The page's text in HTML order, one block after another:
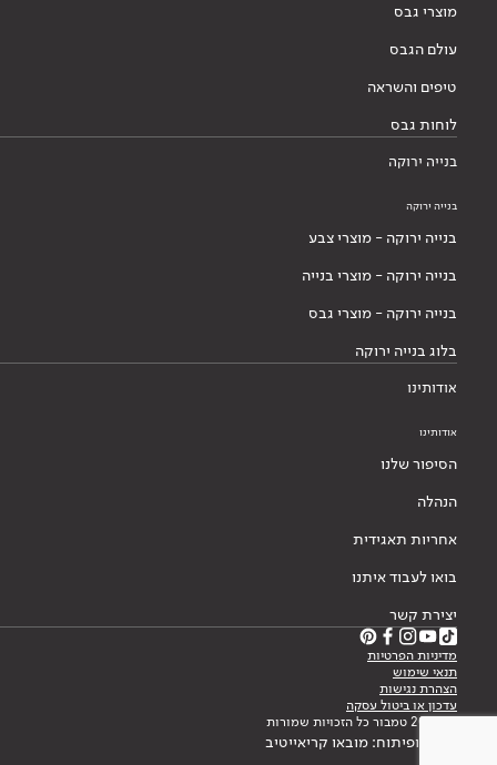
מוצרי גבס
עולם הגבס
טיפים והשראה
לוחות גבס
בנייה ירוקה
בנייה ירוקה
בנייה ירוקה - מוצרי צבע
בנייה ירוקה - מוצרי בנייה
בנייה ירוקה - מוצרי גבס
בלוג בנייה ירוקה
אודותינו
אודותינו
הסיפור שלנו
הנהלה
אחריות תאגידית
בואו לעבוד איתנו
יצירת קשר
מדיניות הפרטיות
תנאי שימוש
הצהרת נגישות
עדכון או ביטול עסקה
© 2026 טמבור כל הזכויות שמורות
עיצוב ופיתוח: מובאו קריאייטיב